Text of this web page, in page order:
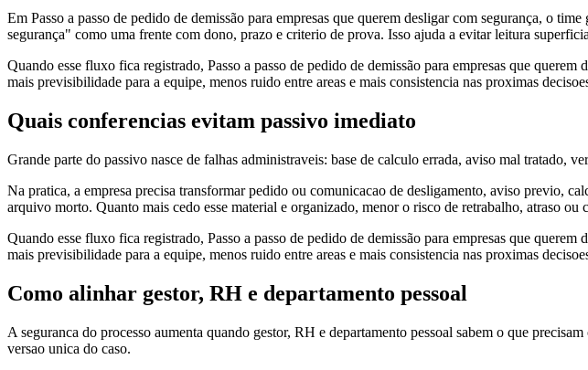
Em Passo a passo de pedido de demissão para empresas que querem desligar com segurança, o
segurança" como uma frente com dono, prazo e criterio de prova. Isso ajuda a evitar leitura
Quando esse fluxo fica registrado, Passo a passo de pedido de demissão para empresas que
mais previsibilidade para a equipe, menos ruido entre areas e mais consistencia nas proximas
Quais conferencias evitam passivo imediato
Grande parte do passivo nasce de falhas administraveis: base de calculo errada, aviso mal tratado,
Na pratica, a empresa precisa transformar pedido ou comunicacao de desligamento, aviso previo,
arquivo morto. Quanto mais cedo esse material e organizado, menor o risco de retrabalho, atraso ou
Quando esse fluxo fica registrado, Passo a passo de pedido de demissão para empresas que
mais previsibilidade para a equipe, menos ruido entre areas e mais consistencia nas proximas
Como alinhar gestor, RH e departamento pessoal
A seguranca do processo aumenta quando gestor, RH e departamento pessoal sabem o que
versao unica do caso.